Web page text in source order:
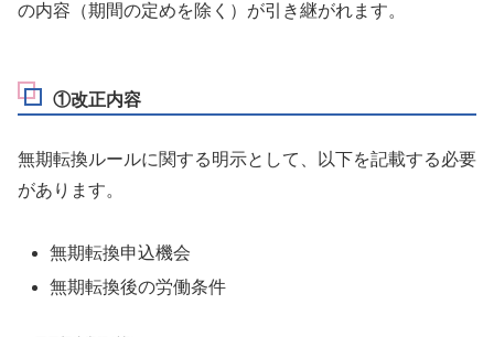
の内容（期間の定めを除く）が引き継がれます。
①改正内容
無期転換ルールに関する明示として、以下を記載する必要
があります。
無期転換申込機会
無期転換後の労働条件